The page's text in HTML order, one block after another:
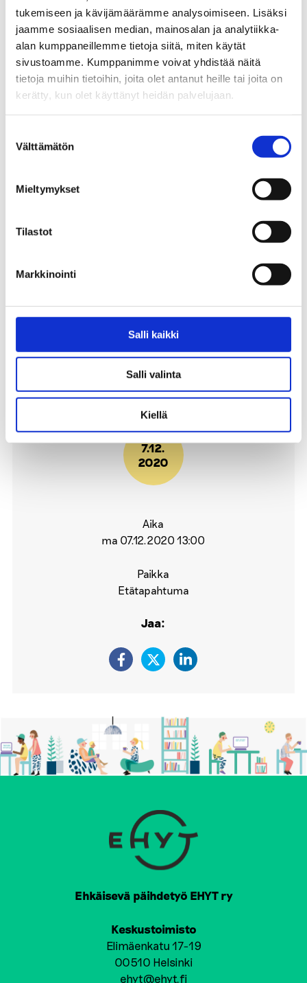
tukemiseen ja kävijämäärämme analysoimiseen. Lisäksi
jaamme sosiaalisen median, mainosalan ja analytiikka-
alan kumppaneillemme tietoja siitä, miten käytät
sivustoamme. Kumppanimme voivat yhdistää näitä
tietoja muihin tietoihin, joita olet antanut heille tai joita on
kerätty, kun olet käyttänyt heidän palvelujaan.
valinta
Välttämätön
Mieltymykset
Tilastot
Markkinointi
Salli kaikki
Salli valinta
Kiellä
7.12.
2020
Aika
ma 07.12.2020 13:00
Paikka
Etätapahtuma
Jaa:
14.05
Reino Raittila
klo 14.30
Päihdeasiakkaan asemat ja oikeudet, osa
2
Tuula Sillanpää
Jatkosuunnitelmat
klo 15.15
Lisätietoja:
KATSO HENKILÖN ESITTELY
Ehkäisevä päihdetyö EHYT ry
Keskustoimisto
Elimäenkatu 17-19
00510 Helsinki
ehyt@ehyt.fi